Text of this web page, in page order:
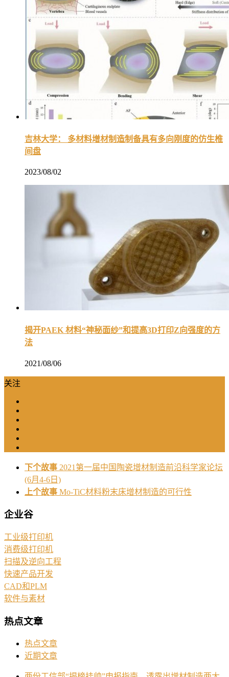
吉林大学： 多材料增材制造制备具有多向刚度的仿生椎
间盘
2023/08/02
揭开PAEK 材料“神秘面纱”和提高3D打印Z向强度的方
法
2021/08/06
关注
下个故事 2021第一届中国陶瓷增材制造前沿科学家论坛
(6月4-6日)
上个故事 Mo-TiC材料粉末床增材制造的可行性
企业谷
工业级打印机
消费级打印机
扫描及逆向工程
快速产品开发
CAD和PLM
软件与素材
热点文章
热点文章
近期文章